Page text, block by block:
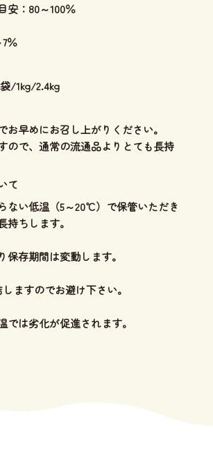
安：80～100％
％
/1kg/2.4kg
お早めにお召し上がりください。
ので、通常の流通品よりとても長持
て
ない低温（5～20℃）で保管いただき
持ちします。
保存期間は変動します。
ますのでお避け下さい。
は劣化が促進されます。